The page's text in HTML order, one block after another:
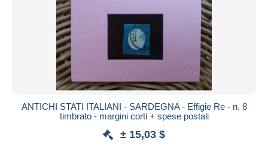
ANTICHI STATI ITALIANI - SARDEGNA - Effigie Re - n. 8
timbrato - margini corti + spese postali
± 15,03 $